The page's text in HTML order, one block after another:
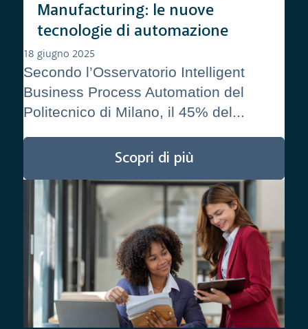
Manufacturing: le nuove
tecnologie di automazione
18 giugno 2025
Secondo l’Osservatorio Intelligent
Business Process Automation del
Politecnico di Milano, il 45% del...
Scopri di più